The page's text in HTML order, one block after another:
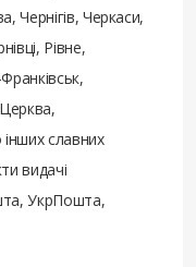
Чернігів, Черкаси,
Рівне,
славних
видачі
УкрПошта,